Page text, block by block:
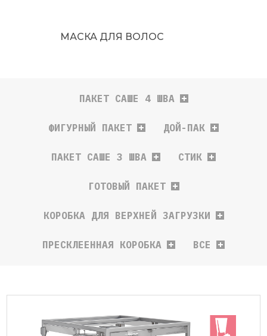
МАСКА ДЛЯ ВОЛОС
ПАКЕТ САШЕ 4 ШВА
ФИГУРНЫЙ ПАКЕТ ДОЙ-ПАК
ПАКЕТ САШЕ 3 ШВА СТИК
ГОТОВЫЙ ПАКЕТ
КОРОБКА ДЛЯ ВЕРХНЕЙ ЗАГРУЗКИ
ПРЕСКЛЕЕННАЯ КОРОБКА ВСЕ